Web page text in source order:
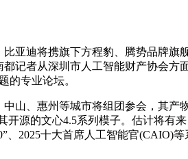
迪将携旗下方程豹、腾势品牌旗
者从深圳市人工智能财产协会方
的专业论坛。
、惠州等城市将组团参会，其产
源的文心4.5系列模子。估计将有
2025十大首席人工智能官(CAIO)